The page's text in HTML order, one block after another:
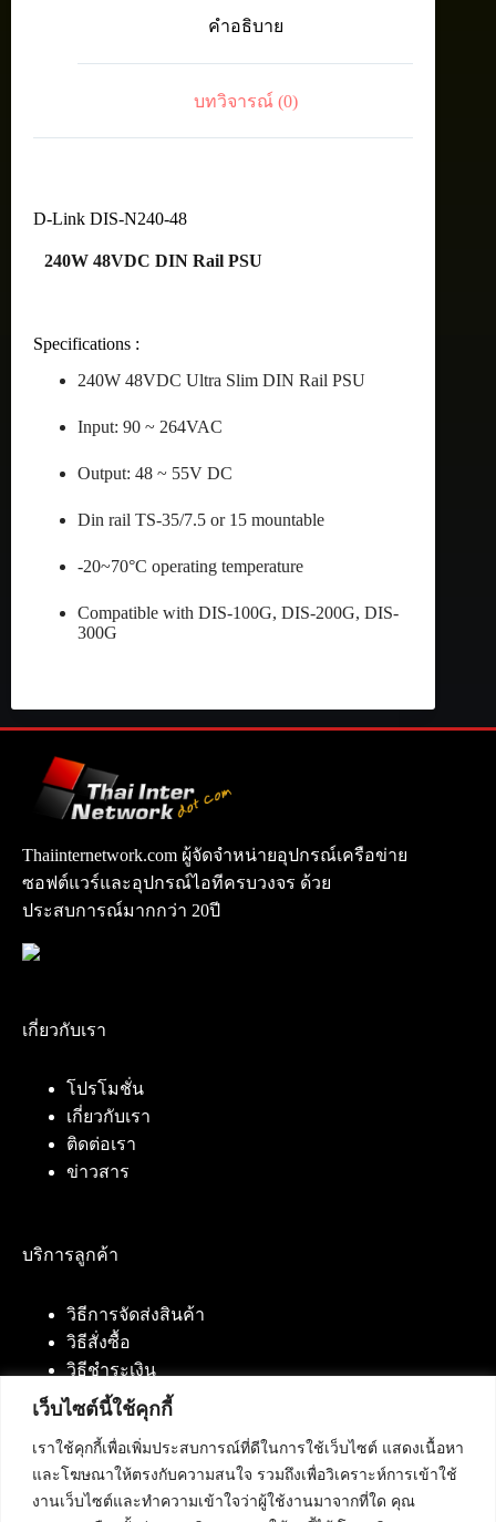
เว็บไซต์นี้ใช้คุกกี้
เราใช้คุกกี้เพื่อเพิ่มประสบการณ์ที่ดีในการใช้เว็บไซต์ แสดงเนื้อหา
และโฆษณาให้ตรงกับความสนใจ รวมถึงเพื่อวิเคราะห์การเข้าใช้
งานเว็บไซต์และทำความเข้าใจว่าผู้ใช้งานมาจากที่ใด คุณ
คำอธิบาย
บทวิจารณ์ (0)
D-Link DIS-N240-48
240W 48VDC DIN Rail PSU
Specifications :
240W 48VDC Ultra Slim DIN Rail PSU
Input: 90 ~ 264VAC
Output: 48 ~ 55V DC
Din rail TS-35/7.5 or 15 mountable
-20~70°C operating temperature
Compatible with DIS-100G, DIS-200G, DIS-
300G
Thaiinternetwork.com ผู้จัดจำหน่ายอุปกรณ์เครือข่าย
ซอฟต์แวร์และอุปกรณ์ไอทีครบวงจร ด้วย
ประสบการณ์มากกว่า 20ปี
เกี่ยวกับเรา
โปรโมชั่น
เกี่ยวกับเรา
ติดต่อเรา
ข่าวสาร
บริการลูกค้า
วิธีการจัดส่งสินค้า
วิธีสั่งซื้อ
วิธีชำระเงิน
ติดต่อเรา
บริษัท เน็ทฟิวชั่น คอมมิวนิเคชั่น จำกัด 420/94 ถนน